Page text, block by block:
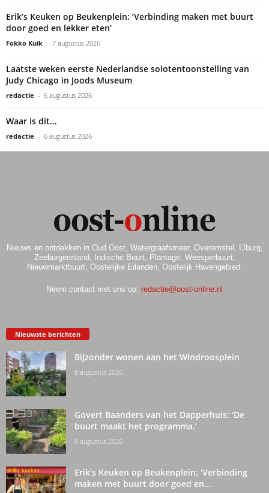
Erik’s Keuken op Beukenplein: ‘Verbinding maken met buurt
door goed en lekker eten’
Fokko Kuik - 7 augustus 2026
Laatste weken eerste Nederlandse solotentoonstelling van
Judy Chicago in Joods Museum
redactie - 6 augustus 2026
Waar is dit…
redactie - 6 augustus 2026
Nieuws en ontdekken in Oud Oost, Watergraafsmeer, Overamstel, IJburg,
Zeeburgereiland, Indische Buurt, Plantage, Weesperbuurt,
Nieuwmarktbuurt, Oostelijke Eilanden, Oostelijk Havengebied.
Neem contact met ons op: redactie@oost-online.nl
Nieuwste berichten
Bijzonder wonen aan het Windroosplein
8 augustus 2026
Govert Baanders van het Dapperhuis: ‘De
buurt maakt het programma.’
8 augustus 2026
Erik’s Keuken op Beukenplein: ‘Verbinding
maken met buurt door goed en...